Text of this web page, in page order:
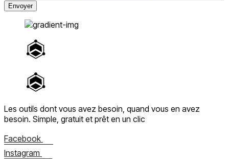
Envoyer
Les outils dont vous avez besoin, quand vous en avez
besoin. Simple, gratuit et prêt en un clic
Facebook
Instagram